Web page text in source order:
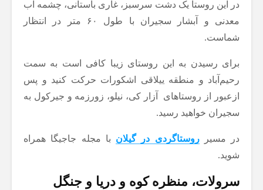
در این روستا یک دشت سرسبز، غاری باستانی، چشمه آب
معدنی و آبشار سجیران با طول ۶۰ متر در انتظار
شماست.
برای رسیدن به این روستای زیبا کافی است به سمت
رحیم‌آباد و منطقه ییلاقی اشکورات حرکت کنید و پس
ازعبور از روستاهای آزار کی، نیلو، زورزمه و جیرکول به
سجیران خواهید رسید.
در مسیرروستاگردی در گیلان با مجله جاجیگا همراه
شوید.
سرولات، منظره کوه و دریا و جنگل